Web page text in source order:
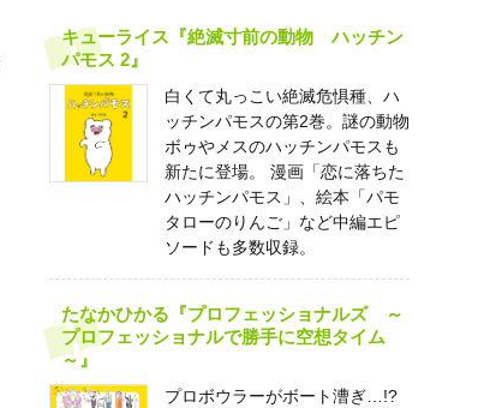
キューライス『絶滅寸前の動物 ハッチン
パモス 2』
白くて丸っこい絶滅危惧種、ハ
ッチンパモスの第2巻。謎の動物
ボゥやメスのハッチンパモスも
新たに登場。 漫画「恋に落ちた
ハッチンパモス」、絵本「パモ
タローのりんご」など中編エピ
ソードも多数収録。
たなかひかる『プロフェッショナルズ ～
プロフェッショナルで勝手に空想タイム
～』
プロボウラーがボート漕ぎ…!?